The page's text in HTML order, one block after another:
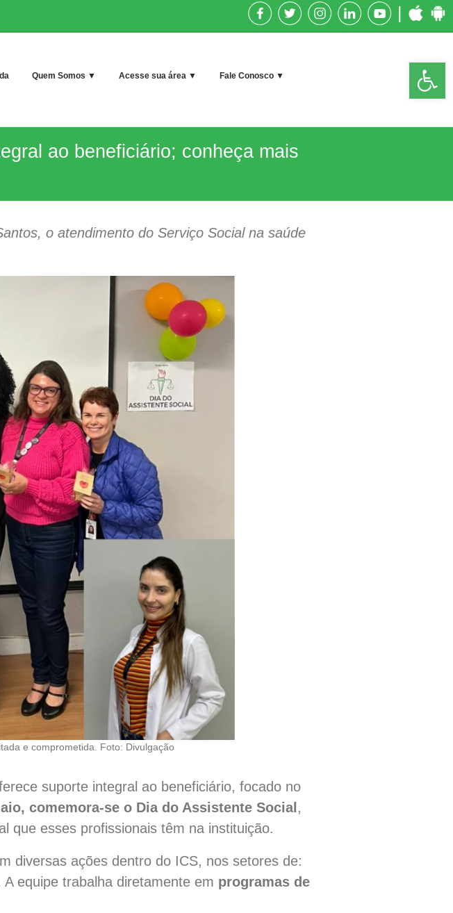
|
Quem Somos ▼ Acesse sua área ▼ Fale Conosco ▼
ao beneficiário; conheça mais
o atendimento do Serviço Social na saúde
e comprometida. Foto: Divulgação
suporte integral ao beneficiário, focado no
comemora-se o Dia do Assistente Social ,
que esses profissionais têm na instituição.
diversas ações dentro do ICS, nos setores de:
equipe trabalha diretamente em programas de